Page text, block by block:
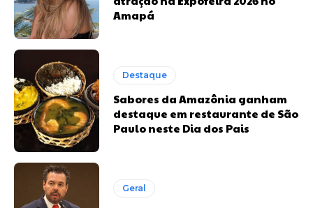
Amapá
Destaque
Sabores da Amazônia ganham
destaque em restaurante de São
Paulo neste Dia dos Pais
Geral